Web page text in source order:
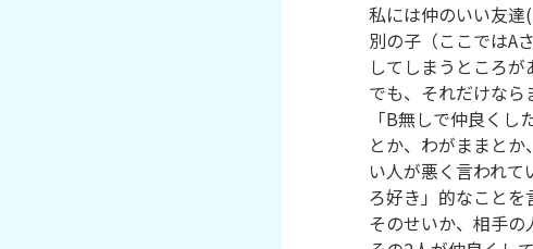
私には仲のいい友
別の子（ここではA
してしまうところが
でも、それだけなら
「B無しで仲良くし
とか、わがままと
い人が悪く言われ
ろ好き」的なことを
そのせいか、相手の